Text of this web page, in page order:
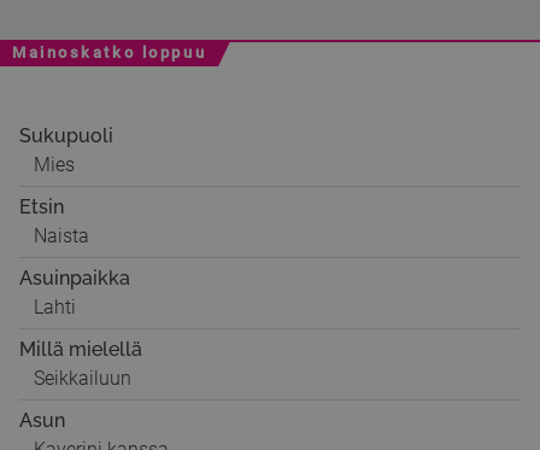
Mainoskatko loppuu
Sukupuoli
Mies
Etsin
Naista
Asuinpaikka
Lahti
Millä mielellä
Seikkailuun
Asun